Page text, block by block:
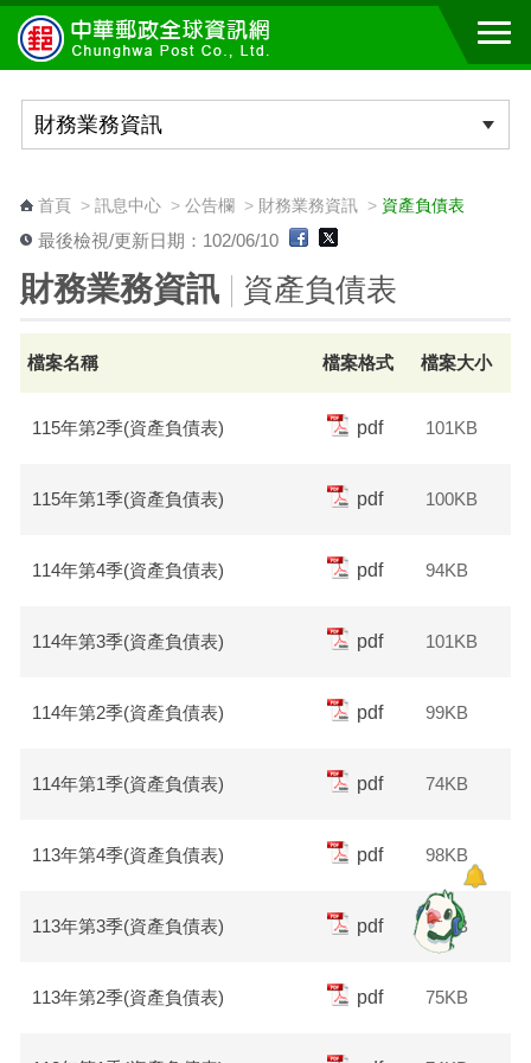
跳到主要內容區塊
首頁> 訊息中心> 公告欄 > 財務業務資訊> 資產負債表
最後檢視/更新日期：102/06/10
財務業務資訊 資產負債表
檔案名稱 檔案格式 檔案大小
115年第2季(資產負債表) pdf 101KB
115年第1季(資產負債表) pdf 100KB
114年第4季(資產負債表) pdf 94KB
114年第3季(資產負債表) pdf 101KB
114年第2季(資產負債表) pdf 99KB
114年第1季(資產負債表) pdf 74KB
113年第4季(資產負債表) pdf 98KB
113年第3季(資產負債表) pdf 76KB
113年第2季(資產負債表) pdf 75KB